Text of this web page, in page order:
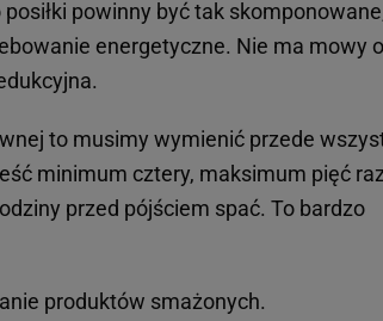
powinny być tak
energetyczne. Nie ma mowy o
to musimy wymienić przede
minimum cztery, maksimum pięć
przed pójściem spać. To bardzo
produktów smażonych.